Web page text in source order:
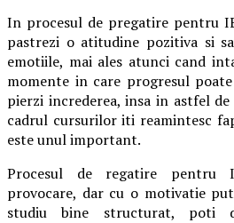
In procesul de pregatire pentru
pastrezi o atitudine pozitiva si
emotiile, mai ales atunci cand
momente in care progresul
pierzi increderea, insa in astfel
cadrul cursurilor iti reamintesc
este unul important.
Procesul de regatire pentru
provocare, dar cu o motivatie
studiu bine structurat, poti